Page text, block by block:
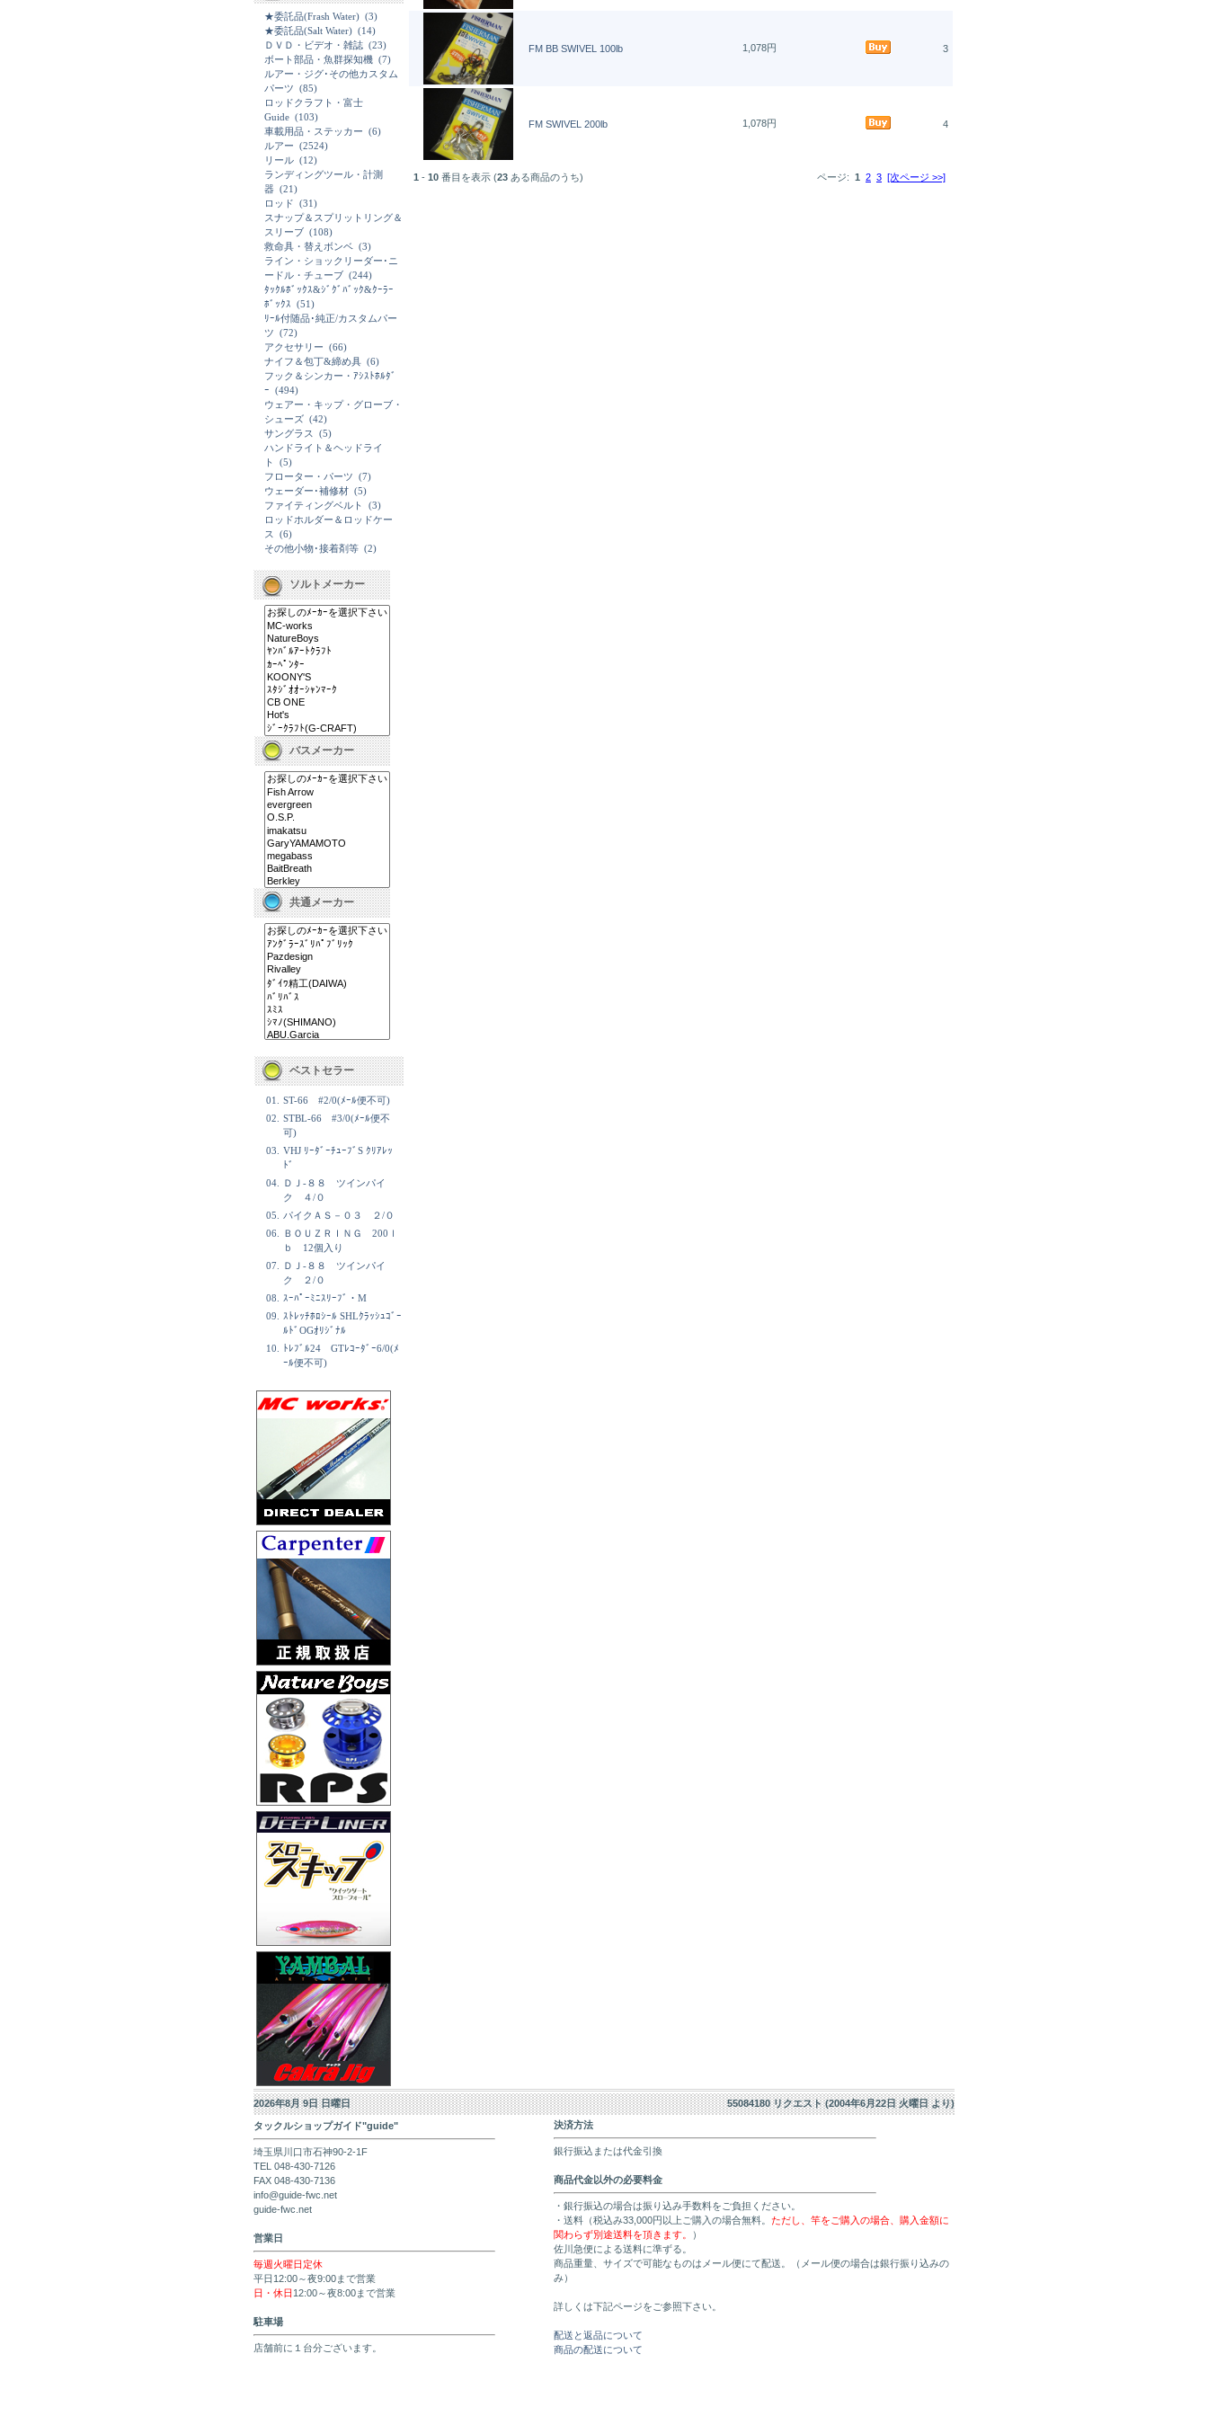
★委託品(Frash Water) (3)
★委託品(Salt Water) (14)
ＤＶＤ・ビデオ・雑誌 (23)
ボート部品・魚群探知機 (7)
ルアー・ジグ･その他カスタム
パーツ (85)
ロッドクラフト・富士
Guide (103)
車載用品・ステッカー (6)
ルアー (2524)
リール (12)
ランディングツール・計測
器 (21)
ロッド (31)
スナップ＆スプリットリング＆
スリーブ (108)
救命具・替えボンベ (3)
ライン・ショックリーダー･ニ
ードル・チューブ (244)
ﾀｯｸﾙﾎﾞｯｸｽ&ｼﾞｸﾞﾊﾞｯｸ&ｸｰﾗｰ
ﾎﾞｯｸｽ (51)
ﾘｰﾙ付随品･純正/カスタムパー
ツ (72)
アクセサリー (66)
ナイフ＆包丁&締め具 (6)
フック＆シンカー・ｱｼｽﾄﾎﾙﾀﾞ
ｰ (494)
ウェアー・キップ・グローブ・
シューズ (42)
サングラス
(5)
ハンドライト＆ヘッドライ
ト
(5)
フローター・パーツ (7)
ウェーダー･補修材 (5)
ファイティングベルト
(3)
ロッドホルダー＆ロッドケー
ス
(6)
その他小物･接着剤等 (2)
ソルトメーカー
バスメーカー
共通メーカー
ベストセラー
01.
ST-66 #2/0(ﾒｰﾙ便不可)
02.
STBL-66 #3/0(ﾒｰﾙ便不
可)
03.
VHJ ﾘｰﾀﾞｰﾁｭｰﾌﾞS ｸﾘｱﾚｯ
ﾄﾞ
04.
ＤＪ-８８ ツインパイ
ク ４/０
05.
パイクＡＳ－０３ ２/０
06.
ＢＯＵＺＲＩＮＧ 200ｌ
ｂ 12個入り
07.
ＤＪ-８８ ツインパイ
ク ２/０
08.
ｽｰﾊﾟｰﾐﾆｽﾘｰﾌﾞ・M
09.
ｽﾄﾚｯﾁﾎﾛｼｰﾙ SHLｸﾗｯｼｭｺﾞｰ
ﾙﾄﾞOGｵﾘｼﾞﾅﾙ
10.
ﾄﾚﾌﾞﾙ24 GTﾚｺｰﾀﾞｰ6/0(ﾒ
ｰﾙ便不可)
FM BB SWIVEL 100lb 1,078円 3
FM SWIVEL 200lb 1,078円 4
1 - 10 番目を表示 (23 ある商品のうち) ページ: 1 2 3 [次ページ >>]
2026年8月 9日 日曜日 55084180 リクエスト (2004年6月22日 火曜日 より)
タックルショップガイド"guide"
埼玉県川口市石神90-2-1F
TEL 048-430-7126
FAX 048-430-7136
info@guide-fwc.net
guide-fwc.net
営業日
毎週火曜日定休
平日12:00～夜9:00まで営業
日・休日 12:00～夜8:00まで営業
駐車場
店舗前に１台分ございます。
決済方法
銀行振込または代金引換
商品代金以外の必要料金
・銀行振込の場合は振り込み手数料をご負担ください。
・送料（税込み33,000円以上ご購入の場合無料。 ただし、竿をご購入の場合、購入金額に
関わらず別途送料を頂きます。
）
佐川急便による送料に準ずる。
商品重量、サイズで可能なものはメール便にて配送。（メール便の場合は銀行振り込みの
み）
詳しくは下記ページをご参照下さい。
配送と返品について
商品の配送について